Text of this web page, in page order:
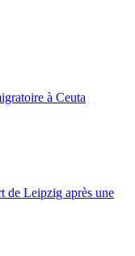
à Ceuta
de Leipzig après une